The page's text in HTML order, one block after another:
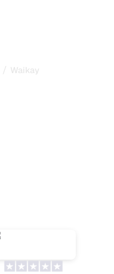
/ Waikay